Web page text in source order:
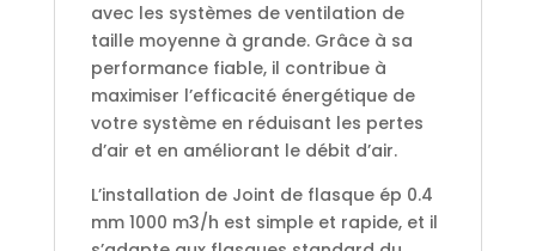
avec les systèmes de ventilation de
taille moyenne à grande. Grâce à sa
performance fiable, il contribue à
maximiser l’efficacité énergétique de
votre système en réduisant les pertes
d’air et en améliorant le débit d’air.
L’installation de Joint de flasque ép 0.4
mm 1000 m3/h est simple et rapide, et il